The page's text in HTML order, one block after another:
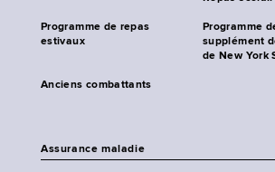
Programme de repas
estivaux
Programme
supplément
de New York
Anciens combattants
Assurance maladie